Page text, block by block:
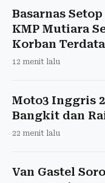
Basarnas
KMP Mutiara
Korban Terdata
12 menit lalu
Moto3 Inggris
Bangkit dan
22 menit lalu
Van Gastel